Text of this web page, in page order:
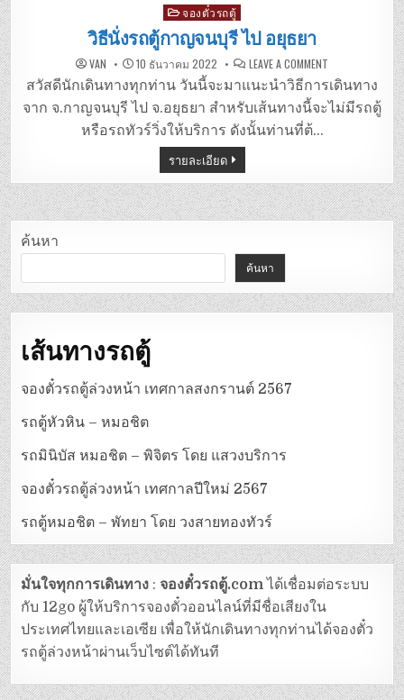
Posted
in
จองตั๋วรถตู้
วิธีนั่งรถตู้กาญจนบุรี ไป อยุธยา
VAN 10 ธันวาคม 2022 LEAVE A COMMENT
นั่ง
รถ
ตู้
กาญจนบุรี
สวัสดีนักเดินทางทุกท่าน วันนี้จะมาแนะนำวิธีการเดินทาง
จาก จ.กาญจนบุรี ไป จ.อยุธยา สำหรับเส้นทางนี้จะไม่มีรถตู้
หรือรถทัวร์วิ่งให้บริการ ดังนั้นท่านที่ต้…
รายละเอียด
ค้นหา
ค้นหา
เส้นทางรถตู้
จองตั๋วรถตู้ล่วงหน้า เทศกาลสงกรานต์ 2567
รถตู้หัวหิน – หมอชิต
รถมินิบัส หมอชิต – พิจิตร โดย แสวงบริการ
จองตั๋วรถตู้ล่วงหน้า เทศกาลปีใหม่ 2567
รถตู้หมอชิต – พัทยา โดย วงสายทองทัวร์
มั่นใจทุกการเดินทาง :จองตั๋วรถตู้.comได้เชื่อมต่อระบบ
กับ 12go ผู้ให้บริการจองตั๋วออนไลน์ที่มีชื่อเสียงใน
ประเทศไทยและเอเซีย เพื่อให้นักเดินทางทุกท่านได้จองตั๋ว
รถตู้ล่วงหน้าผ่านเว็บไซต์ได้ทันที